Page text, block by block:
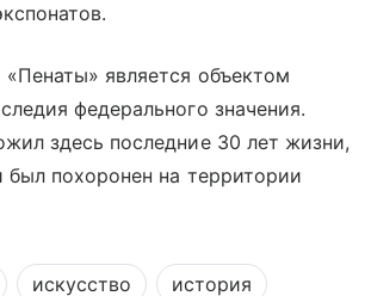
является объектом
федерального значения.
здесь последние 30 лет жизни,
был похоронен на территории
искусство история